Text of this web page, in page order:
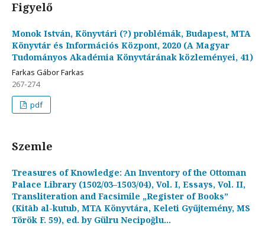
Figyelő
Monok István, Könyvtári (?) problémák, Budapest, MTA
Könyvtár és Információs Központ, 2020 (A Magyar
Tudományos Akadémia Könyvtárának közleményei, 41)
Farkas Gábor Farkas
267-274
pdf
Szemle
Treasures of Knowledge: An Inventory of the Ottoman
Palace Library (1502/03–1503/04), Vol. I, Essays, Vol. II,
Transliteration and Facsimile „Register of Books”
(Kitāb al-kutub, MTA Könyvtára, Keleti Gyűjtemény, MS
Török F. 59), ed. by Gülru Necipoğlu...